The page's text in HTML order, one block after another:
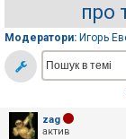
е
є
т
р
і
я
про
Модератори: Игорь
zag
актив